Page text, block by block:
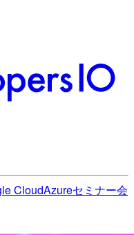
CloudAzureセミナー会